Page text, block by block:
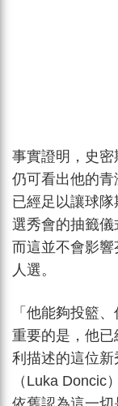
事實證明，史
仍可看出他的
已經足以讓球
選秀會的抽籤
而這並不會影
人選。
「他能夠投籃
重要的是，他
利描述的這位
（Luka Doncic